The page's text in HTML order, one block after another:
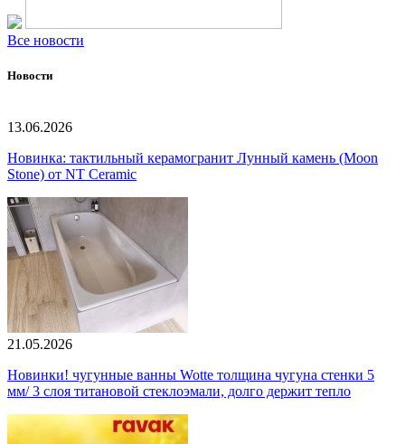
Все новости
Новости
13.06.2026
Новинка: тактильный керамогранит Лунный камень (Moon
Stone) от NT Ceramic
21.05.2026
Новинки! чугунные ванны Wotte толщина чугуна стенки 5
мм/ 3 слоя титановой стеклоэмали, долго держит тепло